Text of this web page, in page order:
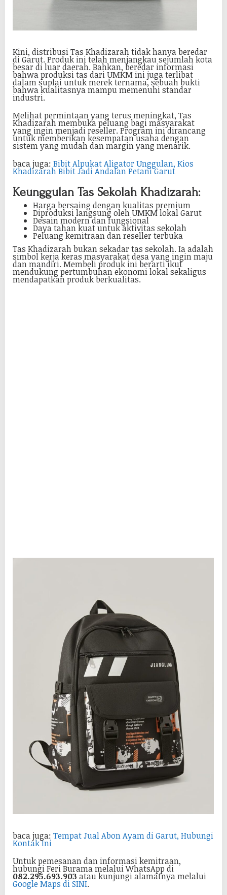
Kini, distribusi Tas Khadizarah tidak hanya beredar
di Garut. Produk ini telah menjangkau sejumlah kota
besar di luar daerah. Bahkan, beredar informasi
bahwa produksi tas dari UMKM ini juga terlibat
dalam suplai untuk merek ternama, sebuah bukti
bahwa kualitasnya mampu memenuhi standar
industri.
Melihat permintaan yang terus meningkat, Tas
Khadizarah membuka peluang bagi masyarakat
yang ingin menjadi reseller. Program ini dirancang
untuk memberikan kesempatan usaha dengan
sistem yang mudah dan margin yang menarik.
baca juga: Bibit Alpukat Aligator Unggulan, Kios
Khadizarah Bibit Jadi Andalan Petani Garut
Keunggulan Tas Sekolah Khadizarah:
Harga bersaing dengan kualitas premium
Diproduksi langsung oleh UMKM lokal Garut
Desain modern dan fungsional
Daya tahan kuat untuk aktivitas sekolah
Peluang kemitraan dan reseller terbuka
Tas Khadizarah bukan sekadar tas sekolah. Ia adalah
simbol kerja keras masyarakat desa yang ingin maju
dan mandiri. Membeli produk ini berarti ikut
mendukung pertumbuhan ekonomi lokal sekaligus
mendapatkan produk berkualitas.
baca juga: Tempat Jual Abon Ayam di Garut, Hubungi
Kontak Ini
Untuk pemesanan dan informasi kemitraan,
hubungi Feri Burama melalui WhatsApp di
082.295.693.903 atau kunjungi alamatnya melalui
Google Maps di SINI.